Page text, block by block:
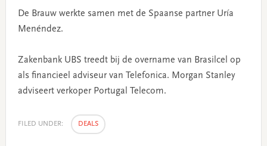
De Brauw werkte samen met de Spaanse partner Uría
Menéndez.
Zakenbank UBS treedt bij de overname van Brasilcel op
als financieel adviseur van Telefonica. Morgan Stanley
adviseert verkoper Portugal Telecom.
FILED UNDER: DEALS